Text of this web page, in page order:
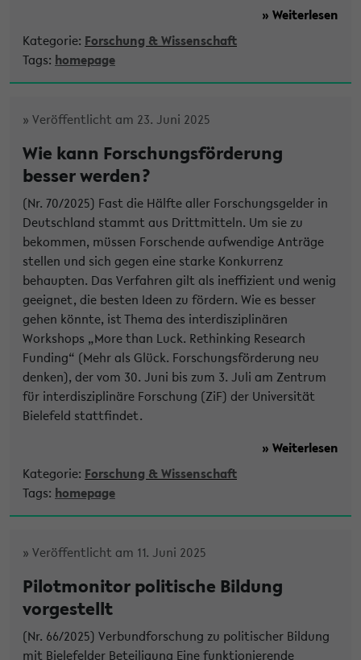
» Weiterlesen
Kategorie: Forschung & Wissenschaft
Tags: homepage
» Veröffentlicht am 23. Juni 2025
Wie kann Forschungsförderung
besser werden?
(Nr. 70/2025) Fast die Hälfte aller Forschungsgelder in
Deutschland stammt aus Drittmitteln. Um sie zu
bekommen, müssen Forschende aufwendige Anträge
stellen und sich gegen eine starke Konkurrenz
behaupten. Das Verfahren gilt als ineffizient und wenig
geeignet, die besten Ideen zu fördern. Wie es besser
gehen könnte, ist Thema des interdisziplinären
Workshops „More than Luck. Rethinking Research
Funding“ (Mehr als Glück. Forschungsförderung neu
denken), der vom 30. Juni bis zum 3. Juli am Zentrum
für interdisziplinäre Forschung (ZiF) der Universität
Bielefeld stattfindet.
» Weiterlesen
Kategorie: Forschung & Wissenschaft
Tags: homepage
» Veröffentlicht am 11. Juni 2025
Pilotmonitor politische Bildung
vorgestellt
(Nr. 66/2025) Verbundforschung zu politischer Bildung
mit Bielefelder Beteiligung Eine funktionierende